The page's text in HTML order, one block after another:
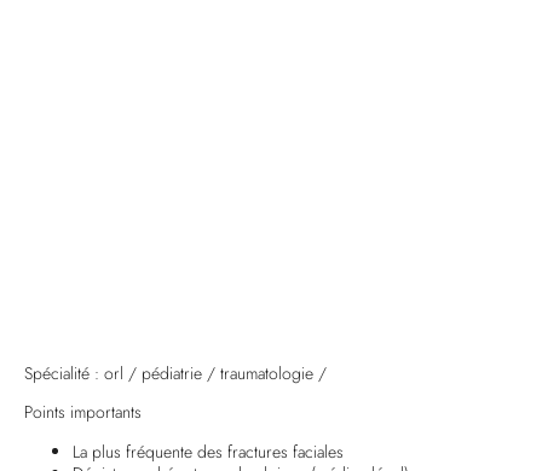
Spécialité : orl / pédiatrie / traumatologie /
Points importants
La plus fréquente des fractures faciales